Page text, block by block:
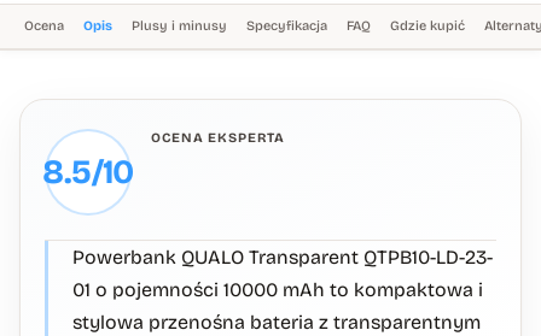
Ocena Opis Plusy i minusy Specyfikacja FAQ Gdzie kupić
8.5/10
OCENA EKSPERTA
Powerbank QUALO Transparent QTPB10-LD-23-
01 o pojemności 10000 mAh to kompaktowa i
stylowa przenośna bateria z transparentnym